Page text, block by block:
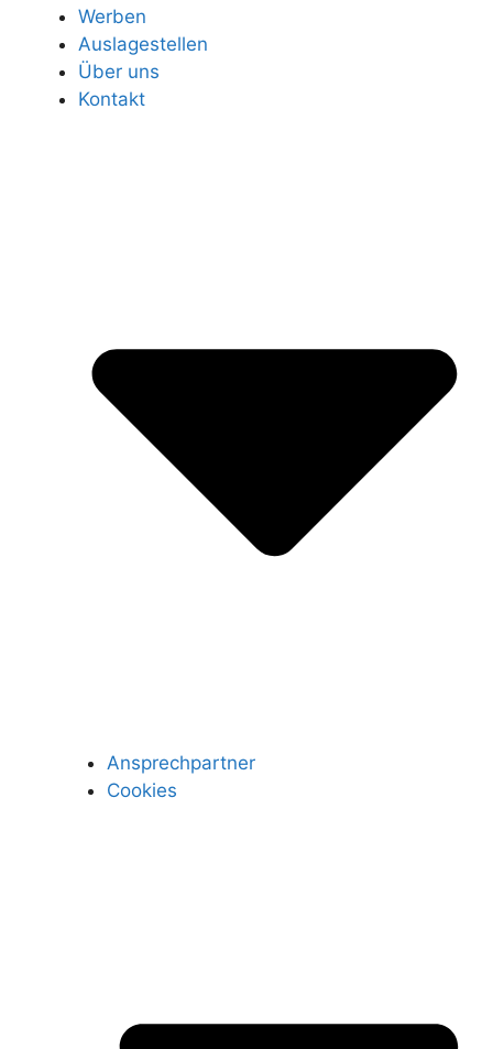
Werben
Auslagestellen
Über uns
Kontakt
Ansprechpartner
Cookies